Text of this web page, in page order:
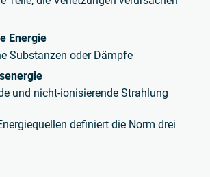
Energie
Substanzen oder Dämpfe
und nicht-ionisierende Strahlung
definiert die Norm drei